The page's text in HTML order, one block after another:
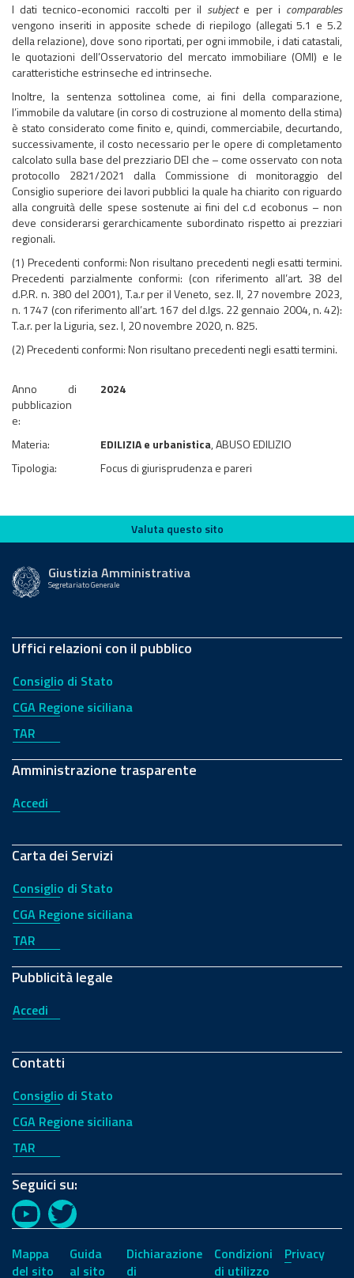
I dati tecnico-economici raccolti per ilsubjecte per i comparables
vengono inseriti in apposite schede di riepilogo (allegati 5.1 e 5.2
della relazione), dove sono riportati, per ogni immobile, i dati catastali,
le quotazioni dell’Osservatorio del mercato immobiliare (OMI) e le
caratteristiche estrinseche ed intrinseche.
Inoltre, la sentenza sottolinea come, ai fini della comparazione,
l’immobile da valutare (in corso di costruzione al momento della stima)
è stato considerato come finito e, quindi, commerciabile, decurtando,
successivamente, il costo necessario per le opere di completamento
calcolato sulla base del prezziario DEI che – come osservato con nota
protocollo 2821/2021 dalla Commissione di monitoraggio del
Consiglio superiore dei lavori pubblici la quale ha chiarito con riguardo
alla congruità delle spese sostenute ai fini del c.d ecobonus – non
deve considerarsi gerarchicamente subordinato rispetto ai prezziari
regionali.
(1) Precedenti conformi: Non risultano precedenti negli esatti termini.
Precedenti parzialmente conformi: (con riferimento all’art. 38 del
d.P.R. n. 380 del 2001), T.a.r per il Veneto, sez. II, 27 novembre 2023,
n. 1747 (con riferimento all’art. 167 del d.lgs. 22 gennaio 2004, n. 42):
T.a.r. per la Liguria, sez. I, 20 novembre 2020, n. 825.
(2) Precedenti conformi: Non risultano precedenti negli esatti termini.
Anno di
pubblicazion
e:
2024
Materia: EDILIZIA e urbanistica, ABUSO EDILIZIO
Tipologia:
Focus di giurisprudenza e pareri
Valuta questo sito
Valuta questo sito
Giustizia Amministrativa
Segretariato Generale
Uffici relazioni con il pubblico
Consiglio di Stato
CGA Regione siciliana
TAR
Amministrazione trasparente
Accedi
Carta dei Servizi
Consiglio di Stato
CGA Regione siciliana
TAR
Pubblicità legale
Accedi
Contatti
Consiglio di Stato
CGA Regione siciliana
TAR
Seguici su:
YouTubeTwitter
Mappa
del sito
Guida
al sito
Dichiarazione
di
Condizioni
di utilizzo
Privacy